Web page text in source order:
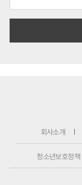
회사소개
청소년보호정책